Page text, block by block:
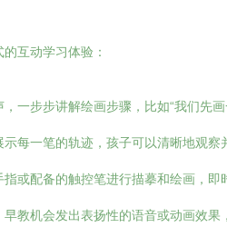
互动学习体验：
，一步步讲解绘画步骤，比如“我们先
每一笔的轨迹，孩子可以清晰地观察
指或配备的触控笔进行描摹和绘画，
教机会发出表扬性的语音或动画效果